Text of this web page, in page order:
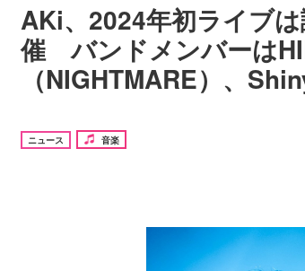
AKi、2024年初ライブ
催 バンドメンバーは
（NIGHTMARE）、
ニュース 音楽